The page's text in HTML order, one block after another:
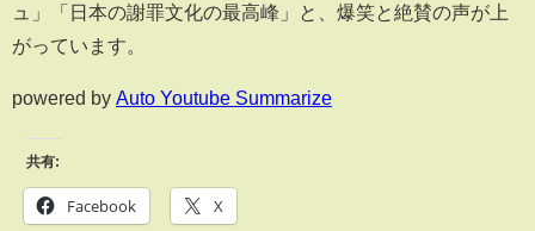
ュ」「日本の謝罪文化の最高峰」と、爆笑と絶賛の声が上
がっています。
powered by Auto Youtube Summarize
共有:
Facebook X